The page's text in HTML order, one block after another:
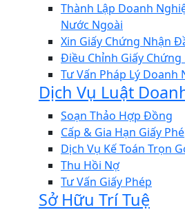
Thành Lập Doanh
Nước Ngoài
Xin Giấy Chứng Nhận
Điều Chỉnh Giấy
Tư Vấn Pháp Lý Doanh
Dịch Vụ Luật
Soạn Thảo Hợp Đồng
Cấp & Gia Hạn Giấy
Dịch Vụ Kế Toán Trọn
Thu Hồi Nợ
Tư Vấn Giấy Phép
Sở Hữu Trí Tuệ